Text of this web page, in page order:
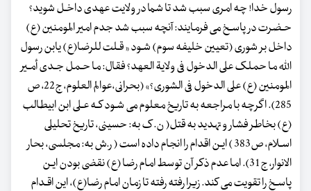
رسول خدا! چه امری سبب شد تا شما در ولایت عهدی داخـل شوید؟
حـضرت در پاسـخ می فرمایند: آنچه سبب شد جدم امیر المومنین (ع)
داخل بر شوری (تعیین خلیفه سوم) شـود « قـلت للرضا(ع) یابن رسول
الله ما حملک علی الدخول فی ولایة العهد؟ فقال: ما حـمل جـدی أمـیر
المومنین (ع) علی الدخول فی الشوری؟» (بحرانی،عوالم العلوم، ج22، ص
285). اگرچه با مراجعه به تاریخ معلوم می شـود کـه عـلی ابن ابیطالب
(ع) بخاطر فشار و تهدید به قتل( ن. ک به: حسینی، تاریخ تحلیلی
اسـلام، ص383 ) ایـن اقدام را انجام داده است ( ر.ش به: مجلسی، بحار
الانوار، ج31). اما عدم ذکر آن توسط امام رضا (ع) نقضی بودن ایـن
پاسـخ را تقویت می کند. زیرا رفته رفته تا زمان امام رضا(ع)، این اقـدام